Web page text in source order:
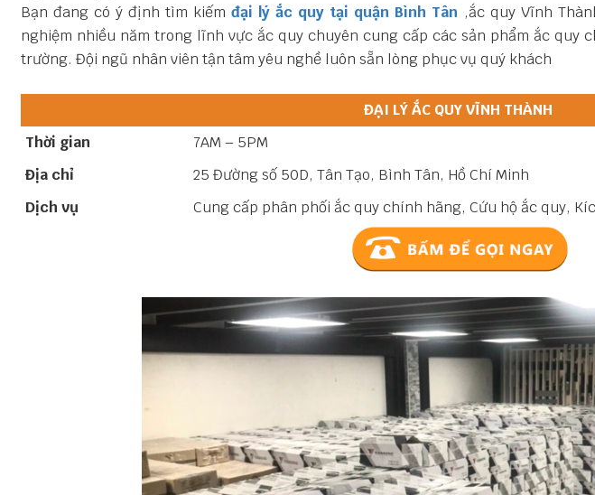
Bạn đang có ý định tìm kiếm đại lý ắc quy tại quận Bình Tân ,ắc quy Vĩnh
nghiệm nhiều năm trong lĩnh vực ắc quy chuyên cung cấp các sản phẩm ắc quy
trường. Đội ngũ nhân viên tận tâm yêu nghề luôn sẵn lòng phục vụ quý khách
ĐẠI LÝ ẮC QUY VĨNH THÀNH
Thời gian
7AM – 5PM
Địa chỉ
25 Đường số 50D, Tân Tạo, Bình Tân, Hồ Chí Minh
Dịch vụ
Cung cấp phân phối ắc quy chính hãng, Cứu hộ ắc quy,